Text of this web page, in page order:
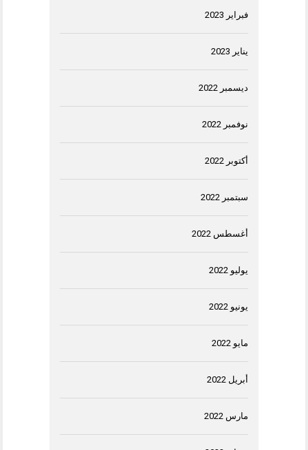
فبراير 2023
يناير 2023
ديسمبر 2022
نوفمبر 2022
أكتوبر 2022
سبتمبر 2022
أغسطس 2022
يوليو 2022
يونيو 2022
مايو 2022
أبريل 2022
مارس 2022